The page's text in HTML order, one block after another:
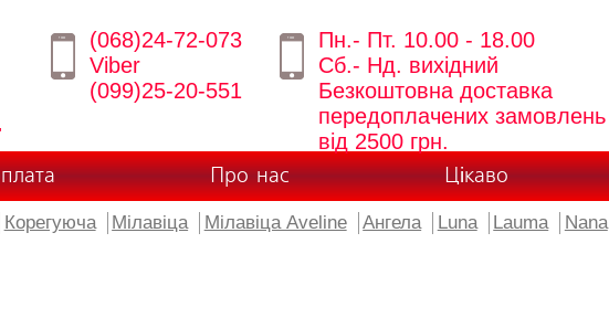
(068)24-72-073
Viber
(099)25-20-551
Пн.- Пт. 10.00 - 18.00
Сб.- Нд. вихідний
Безкоштовна доставка
передоплачених замовлень
від 2500 грн.
Про нас Цікаво
Корегуюча Мілавіца Мілавіца Aveline Ангела Luna Lauma Nana